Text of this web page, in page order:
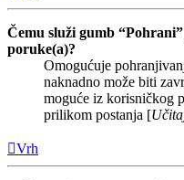
Čemu služi gumb
poruke(a)?
Omogućuje
naknadno može biti
moguće iz korisničkog
prilikom postanja [
Vrh